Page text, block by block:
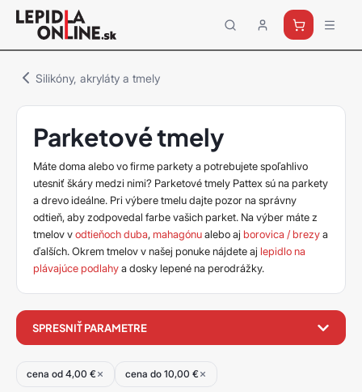
Priemyselné
lepidlá
Loctite
Silikóny, akryláty a tmely
Parketové tmely
Máte doma alebo vo firme parkety a potrebujete spoľahlivo
utesniť škáry medzi nimi? Parketové tmely Pattex sú na parkety
a drevo ideálne. Pri výbere tmelu dajte pozor na správny
odtieň, aby zodpovedal farbe vašich parket. Na výber máte z
tmelov vodtieňoch duba, mahagónualebo aj borovica / brezya
ďalších. Okrem tmelov v našej ponuke nájdete aj lepidlo na
plávajúce podlahya dosky lepené na perodrážky.
filter
SPRESNIŤ PARAMETRE
cena od 4,00 € cena do 10,00 €